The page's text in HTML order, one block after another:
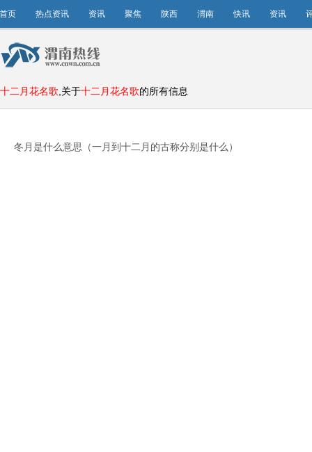
首页 热点资讯 资讯 聚焦 陕西 渭南 快讯 资讯
十二月花名歌 ,关于十二月花名歌的所有信息
冬月是什么意思（一月到十二月的古称分别是什么）